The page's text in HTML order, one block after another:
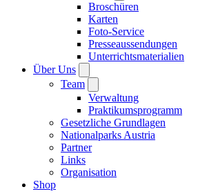
Broschüren
Karten
Foto-Service
Presseaussendungen
Unterrichtsmaterialien
Über Uns
Team
Verwaltung
Praktikumsprogramm
Gesetzliche Grundlagen
Nationalparks Austria
Partner
Links
Organisation
Shop